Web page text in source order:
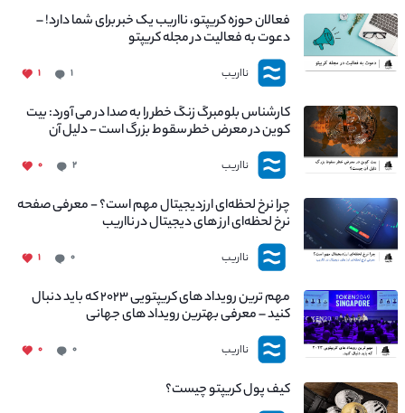
فعالان حوزه کریپتو، نااریب یک خبر برای شما دارد! –
دعوت به فعالیت در مجله کریپتو
نااریب ۱ ۱
کارشناس بلومبرگ زنگ خطر را به صدا در می آورد: بیت
کوین در معرض خطر سقوط بزرگ است - دلیل آن
چیست؟
نااریب ۲ ۰
چرا نرخ لحظه‌ای ارزدیجیتال مهم است؟ - معرفی صفحه
نرخ لحظه‌ای ارز های دیجیتال در نااریب
نااریب ۰ ۱
مهم ترین رویداد های کریپتویی ۲۰۲۳ که باید دنبال
کنید – معرفی بهترین رویداد های جهانی
نااریب ۰ ۰
کیف پول کریپتو چیست؟